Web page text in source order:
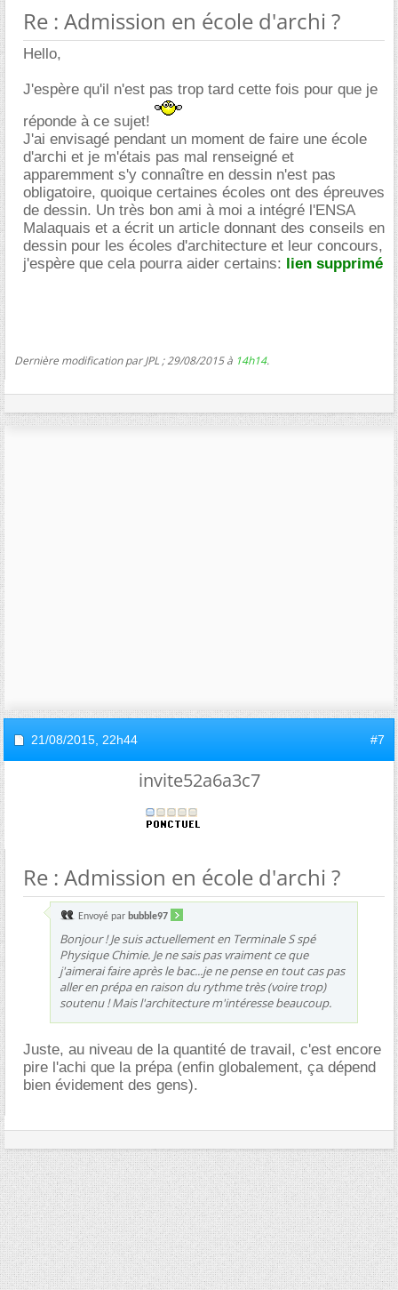
Re : Admission en école d'archi ?
Hello,
J'espère qu'il n'est pas trop tard cette fois pour que je
réponde à ce sujet!
J'ai envisagé pendant un moment de faire une école
d'archi et je m'étais pas mal renseigné et
apparemment s'y connaître en dessin n'est pas
obligatoire, quoique certaines écoles ont des épreuves
de dessin. Un très bon ami à moi a intégré l'ENSA
Malaquais et a écrit un article donnant des conseils en
dessin pour les écoles d'architecture et leur concours,
j'espère que cela pourra aider certains: lien supprimé
Dernière modification par JPL ; 29/08/2015 à 14h14.
21/08/2015, 22h44 #7
invite52a6a3c7
Re : Admission en école d'archi ?
Envoyé par bubble97
Bonjour ! Je suis actuellement en Terminale S spé
Physique Chimie. Je ne sais pas vraiment ce que
j'aimerai faire après le bac...je ne pense en tout cas pas
aller en prépa en raison du rythme très (voire trop)
soutenu ! Mais l'architecture m'intéresse beaucoup.
Juste, au niveau de la quantité de travail, c'est encore
pire l'achi que la prépa (enfin globalement, ça dépend
bien évidement des gens).